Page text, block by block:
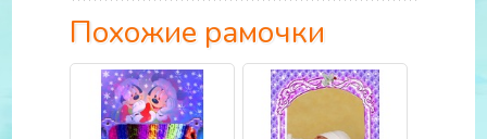
Похожие рамочки